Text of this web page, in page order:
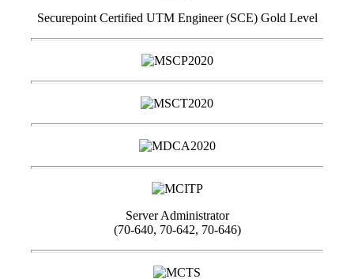
Securepoint Certified UTM Engineer (SCE) Gold Level
Server Administrator
(70-640, 70-642, 70-646)